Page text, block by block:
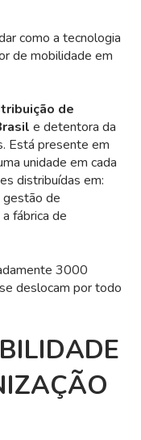
como a tecnologia
de mobilidade em
de
e detentora da
Está presente em
unidade em cada
distribuídas em:
gestão de
fábrica de
3000
deslocam por todo